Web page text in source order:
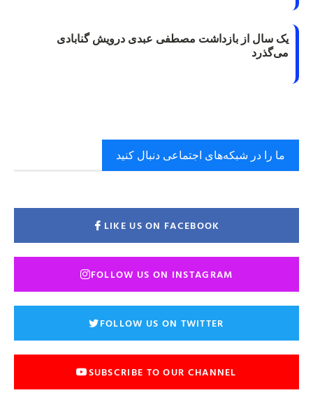
یک سال از بازداشت مصطفی عبدی درویش گنابادی
می‌گذرد
ما را در شبکه‌های اجتماعی دنبال کنید
LIKE US ON FACEBOOK
FOLLOW US ON INSTAGRAM
FOLLOW US ON TWITTER
SUBSCRIBE TO OUR CHANNEL